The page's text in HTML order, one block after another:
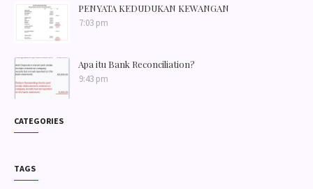
PENYATA KEDUDUKAN KEWANGAN
7:03 pm
Apa itu Bank Reconciliation?
9:43 pm
CATEGORIES
TAGS